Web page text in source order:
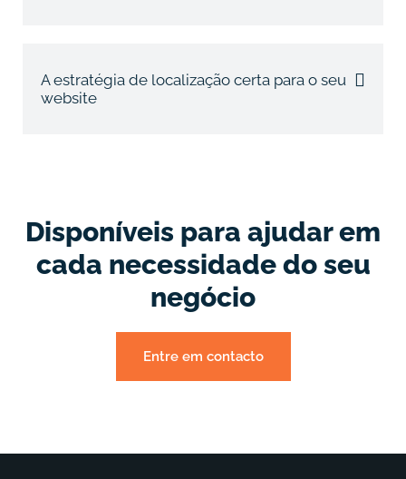
A estratégia de localização certa para o seu
website
Disponíveis para ajudar em
cada necessidade do seu
negócio
Entre em contacto